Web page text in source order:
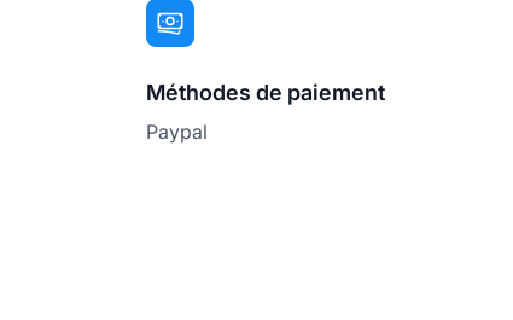
Méthodes de paiement
Paypal